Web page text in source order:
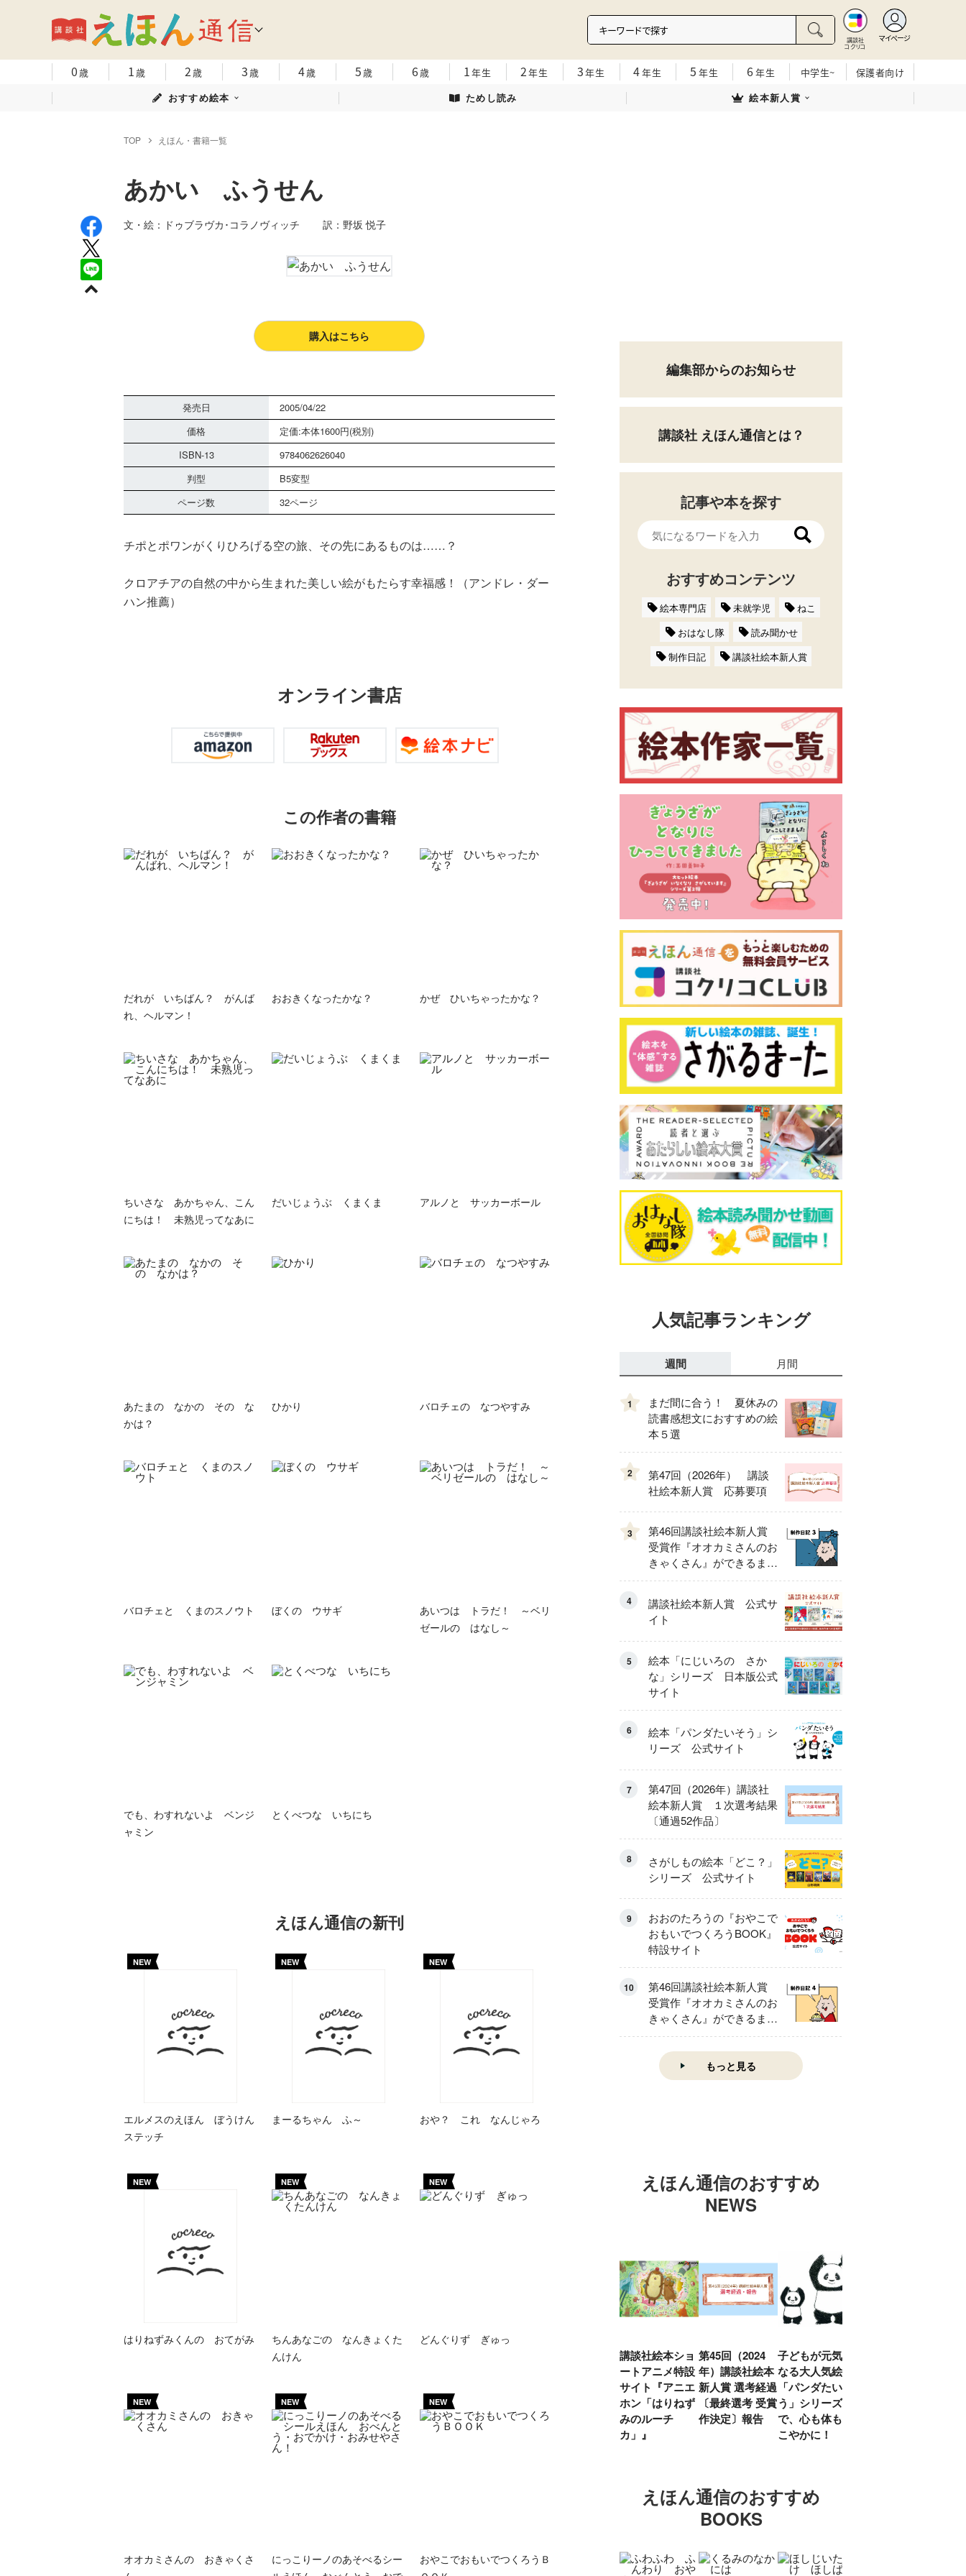
講談社
コクリコ
マイページ
0歳 1歳 2歳 3歳 4歳 5歳 6歳 1年生 2年生 3年生 4年生 5 年生 6 年生 中学生~
保護者向け
おすすめ絵本
ためし読み 絵本新人賞
TOP えほん・書籍一覧
あかい ふうせん
文・絵：ドゥブラヴカ･コラノヴィッチ 訳：野坂 悦子
購入はこちら
発売日
2005/04/22
価格
定価:本体1600円(税別)
ISBN-13
9784062626040
判型
B5変型
ページ数
32ページ
チポとポワンがくりひろげる空の旅、その先にあるものは……？
クロアチアの自然の中から生まれた美しい絵がもたらす幸福感！（アンドレ・ダー
ハン推薦）
オンライン書店
この作者の書籍
だれが いちばん？ がんば
れ、ヘルマン！
おおきくなったかな？ かぜ ひいちゃったかな？
ちいさな あかちゃん、こん
にちは！ 未熟児ってなあに
だいじょうぶ くまくま アルノと サッカーボール
あたまの なかの その な
かは？
ひかり バロチェの なつやすみ
バロチェと くまのスノウト ぼくの ウサギ
あいつは トラだ！ ～ベリ
ゼールの はなし～
でも、わすれないよ ベンジ
ャミン
とくべつな いちにち
えほん通信の新刊
NEW
エルメスのえほん ぼうけん
ステッチ
NEW
まーるちゃん ふ～
NEW
おや？ これ なんじゃろ
NEW
はりねずみくんの おてがみ
NEW
ちんあなごの なんきょくた
んけん
NEW
どんぐりず ぎゅっ
NEW
オオカミさんの おきゃくさ
NEW
にっこりーノのあそべるシー
NEW
おやこでおもいでつくろうＢ
編集部からのお知らせ
講談社 えほん通信とは？
記事や本を探す
おすすめコンテンツ
絵本専門店 未就学児
ねこ
おはなし隊
読み聞かせ
制作日記
講談社絵本新人賞
人気記事ランキング
週間 月間
1
まだ間に合う！ 夏休みの
読書感想文におすすめの絵
本５選
2
第47回（2026年） 講談
社絵本新人賞 応募要項
3
第46回講談社絵本新人賞
受賞作『オオカミさんのお
きゃくさん』ができるまで
③
4
講談社絵本新人賞 公式サ
イト
5
絵本「にじいろの さか
な」シリーズ 日本版公式
サイト
6
絵本「パンダたいそう」シ
リーズ 公式サイト
7
第47回（2026年）講談社
絵本新人賞 １次選考結果
〔通過52作品〕
8
さがしもの絵本「どこ？」
シリーズ 公式サイト
9
おおのたろうの『おやこで
おもいでつくろうBOOK』
特設サイト
10
第46回講談社絵本新人賞
受賞作『オオカミさんのお
きゃくさん』ができるまで
④
もっと見る
えほん通信のおすすめ
NEWS
講談社絵本ショ
ートアニメ特設
サイト『アニエ
ホン「はりねず
みのルーチ
カ」』
第45回（2024
年）講談社絵本
新人賞 選考経過
〔最終選考 受賞
作決定〕報告
子どもが元気に
なる大人気絵本
「パンダたいそ
う」シリーズ
で、心も体もす
こやかに！
えほん通信のおすすめ
BOOKS